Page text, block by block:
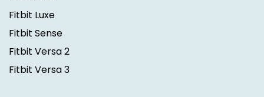
Fitbit Luxe
Fitbit Sense
Fitbit Versa 2
Fitbit Versa 3